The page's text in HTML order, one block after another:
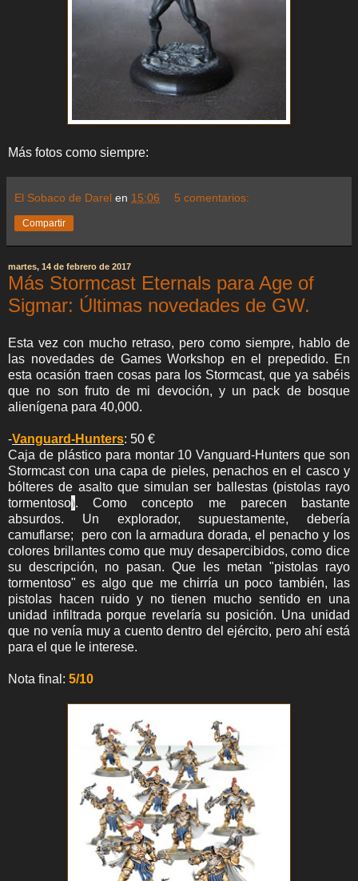
Más fotos como siempre:
El Sobaco de Darel en 15:06 5 comentarios:
Compartir
martes, 14 de febrero de 2017
Más Stormcast Eternals para Age of
Sigmar: Últimas novedades de GW.
Esta vez con mucho retraso, pero como siempre, hablo de
las novedades de Games Workshop en el prepedido. En
esta ocasión traen cosas para los Stormcast, que ya sabéis
que no son fruto de mi devoción, y un pack de bosque
alienígena para 40,000.
-Vanguard-Hunters: 50 €
Caja de plástico para montar 10 Vanguard-Hunters que son
Stormcast con una capa de pieles, penachos en el casco y
bólteres de asalto que simulan ser ballestas (pistolas rayo
tormentoso). Como concepto me parecen bastante
absurdos. Un explorador, supuestamente, debería
camuflarse; pero con la armadura dorada, el penacho y los
colores brillantes como que muy desapercibidos, como dice
su descripción, no pasan. Que les metan "pistolas rayo
tormentoso" es algo que me chirría un poco también, las
pistolas hacen ruido y no tienen mucho sentido en una
unidad infiltrada porque revelaría su posición. Una unidad
que no venía muy a cuento dentro del ejército, pero ahí está
para el que le interese.
Nota final: 5/10